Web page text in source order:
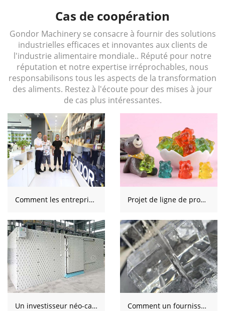
Cas de coopération
Gondor Machinery se consacre à fournir des solutions
industrielles efficaces et innovantes aux clients de
l'industrie alimentaire mondiale.. Réputé pour notre
réputation et notre expertise irréprochables, nous
responsabilisons tous les aspects de la transformation
des aliments. Restez à l'écoute pour des mises à jour
de cas plus intéressantes.
Comment les entreprises textiles d'Ouzbékistan peuvent sélectionner des presses à huile et des lignes de production de confiture intégrées Projet de ligne de production de bonbons gommeux 3D sans amidon
Un investisseur néo-calédonien évalue une solution d’entreposage frigorifique pour un établissement de location Comment un fournisseur hôtelier indien a évalué un bloc de glace transparent pour une nouvelle entreprise